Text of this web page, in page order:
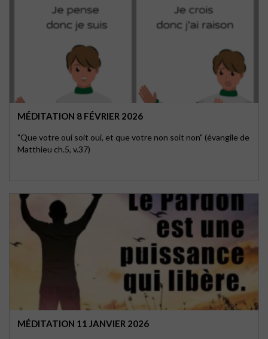
MÉDITATION 8 FÉVRIER 2026
"Que votre oui soit oui, et que votre non soit non" (évangile de
Matthieu ch.5, v.37)
MÉDITATION 11 JANVIER 2026